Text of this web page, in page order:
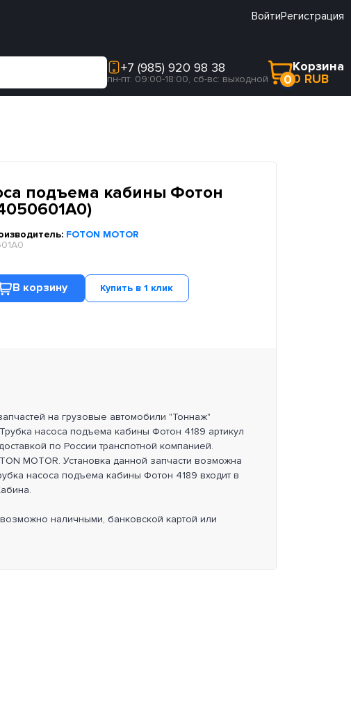
ВойтиРегистрация
+7 (985) 920 98 38
пн-пт: 09:00-18:00, сб-вс: выходной 0
Корзина
0 RUB
подъема кабины Фотон
FOTON MOTOR
В корзину Купить в 1 клик
на грузовые автомобили "Тоннаж"
насоса подъема кабины Фотон 4189 артикул
по России транспотной компанией.
MOTOR. Установка данной запчасти возможна
насоса подъема кабины Фотон 4189 входит в
возможно наличными, банковской картой или